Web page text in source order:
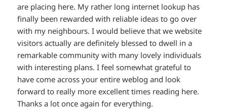
are placing here. My rather long internet lookup has
finally been rewarded with reliable ideas to go over
with my neighbours. I would believe that we website
visitors actually are definitely blessed to dwell in a
remarkable community with many lovely individuals
with interesting plans. I feel somewhat grateful to
have come across your entire weblog and look
forward to really more excellent times reading here.
Thanks a lot once again for everything.